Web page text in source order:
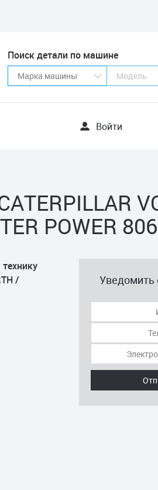
Поиск детали по машине
Войти
POWER
/
Уведомить